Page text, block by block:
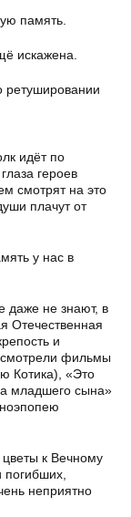
память.
искажена.
ретушировании
идёт по
героев
смотрят на это
плачут от
у нас в
даже не знают, в
Отечественная
и
фильмы
Котика), «Это
младшего сына»
цветы к Вечному
неприятно